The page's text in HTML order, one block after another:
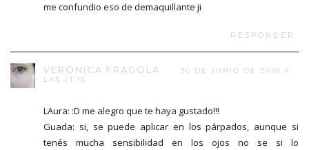
me confundio eso de demaquillante ji
RESPONDER
VERÓNICA FRÁGOLA
30 DE JUNIO DE 2010 A
LAS 21:13
LAura: :D me alegro que te haya gustado!!!
Guada: si, se puede aplicar en los párpados, aunque si
tenés mucha sensibilidad en los ojos no se si lo